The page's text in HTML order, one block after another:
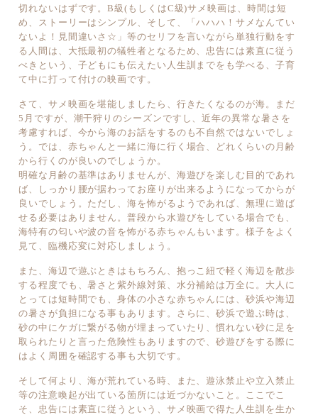
切れないはずです。B級(もしくはC級)サメ映画は、時間は短
め、ストーリーはシンプル、そして、「ハハハ！サメなんてい
ないよ！見間違いさ☆」等のセリフを言いながら単独行動をす
る人間は、大抵最初の犠牲者となるため、忠告には素直に従う
べきという、子どもにも伝えたい人生訓までをも学べる、子育
て中に打って付けの映画です。
さて、サメ映画を堪能しましたら、行きたくなるのが海。まだ
5月ですが、潮干狩りのシーズンですし、近年の異常な暑さを
考慮すれば、今から海のお話をするのも不自然ではないでしょ
う。では、赤ちゃんと一緒に海に行く場合、どれくらいの月齢
から行くのが良いのでしょうか。
明確な月齢の基準はありませんが、海遊びを楽しむ目的であれ
ば、しっかり腰が据わってお座りが出来るようになってからが
良いでしょう。ただし、海を怖がるようであれば、無理に遊ば
せる必要はありません。普段から水遊びをしている場合でも、
海特有の匂いや波の音を怖がる赤ちゃんもいます。様子をよく
見て、臨機応変に対応しましょう。
また、海辺で遊ぶときはもちろん、抱っこ紐で軽く海辺を散歩
する程度でも、暑さと紫外線対策、水分補給は万全に。大人に
とっては短時間でも、身体の小さな赤ちゃんには、砂浜や海辺
の暑さが負担になる事もあります。さらに、砂浜で遊ぶ時は、
砂の中にケガに繋がる物が埋まっていたり、慣れない砂に足を
取られたりと言った危険性もありますので、砂遊びをする際に
はよく周囲を確認する事も大切です。
そして何より、海が荒れている時、また、遊泳禁止や立入禁止
等の注意喚起が出ている箇所には近づかないこと。ここでこ
そ、忠告には素直に従うという、サメ映画で得た人生訓を生か